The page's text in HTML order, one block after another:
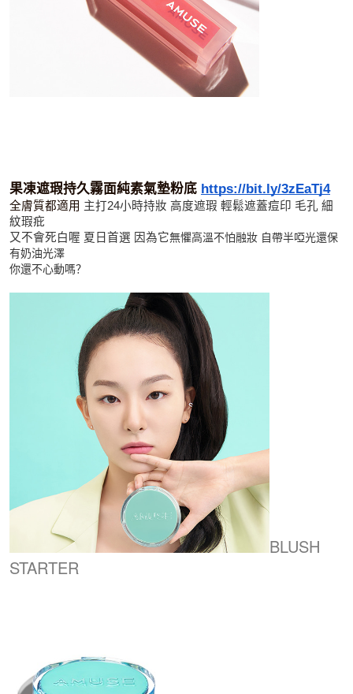
果凍遮瑕持久霧面純素氣墊粉底 https://bit.ly/3zEaTj4
全膚質都適用 主打24小時持妝 高度遮瑕 輕鬆遮蓋痘印 毛孔 細
紋瑕疪
又不會死白喔 夏日首選 因為它無懼高溫不怕融妝 自帶半啞光還保
有奶油光澤
你還不心動嗎？
BLUSH
STARTER